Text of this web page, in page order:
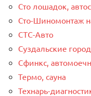
Сто лошадок,
Сто-Шиномонтаж
СТС-Авто
Суздальские
Сфинкс,
Термо, сауна
Технарь-